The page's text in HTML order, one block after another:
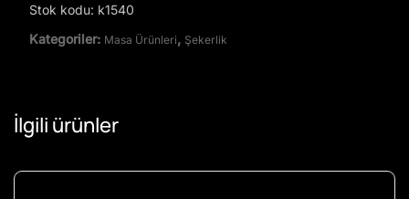
Stok kodu: k1540
Kategoriler: Masa Ürünleri, Şekerlik
İlgili ürünler